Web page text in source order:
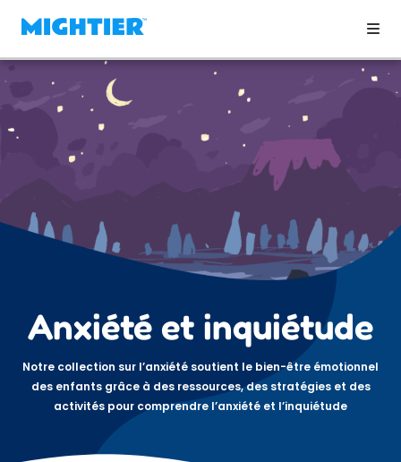
Anxiété et inquiétude
Notre collection sur l’anxiété soutient le bien-être émotionnel
des enfants grâce à des ressources, des stratégies et des
activités pour comprendre l’anxiété et l’inquiétude